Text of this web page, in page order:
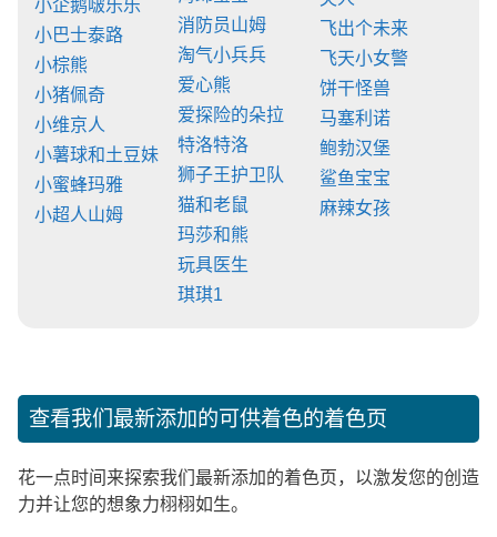
小企鹅啵乐乐
小巴士泰路
小棕熊
小猪佩奇
小维京人
小薯球和土豆妹
小蜜蜂玛雅
小超人山姆
消防员山姆
淘气小兵兵
爱心熊
爱探险的朵拉
特洛特洛
狮子王护卫队
猫和老鼠
玛莎和熊
玩具医生
琪琪1
飞出个未来
飞天小女警
饼干怪兽
马塞利诺
鲍勃汉堡
鲨鱼宝宝
麻辣女孩
查看我们最新添加的可供着色的着色页
花一点时间来探索我们最新添加的着色页，以激发您的创造
力并让您的想象力栩栩如生。